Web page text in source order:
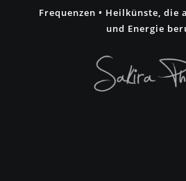
Frequenzen • Heilkünste, die
und Energie